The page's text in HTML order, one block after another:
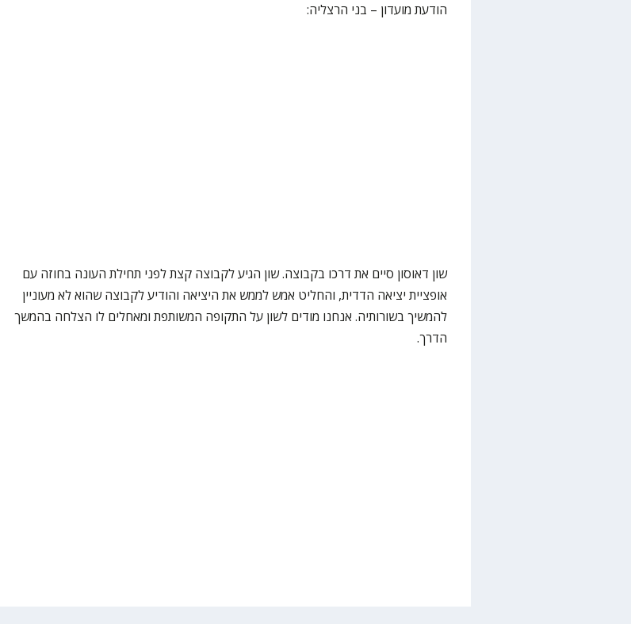
הודעת מועדון – בני הרצליה:
שון דאוסון סיים את דרכו בקבוצה. שון הגיע לקבוצה קצת לפני תחילת העונה בחוזה עם
אופציית יציאה הדדית, והחליט אמש לממש את היציאה והודיע לקבוצה שהוא לא מעוניין
להמשיך בשורותיה. אנחנו מודים לשון על התקופה המשותפת ומאחלים לו הצלחה בהמשך
הדרך.